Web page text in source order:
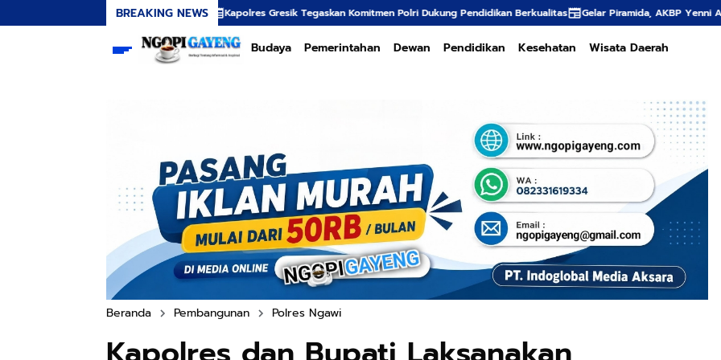
BREAKING NEWS
Kapolres Gresik Tegaskan Komitmen Polri Dukung Pendidikan Berkualitas Gelar Piramida, AKBP Yenni Ajak Media Sinergi
Budaya Pemerintahan Dewan Pendidikan Kesehatan Wisata Daerah
Beranda Pembangunan Polres Ngawi